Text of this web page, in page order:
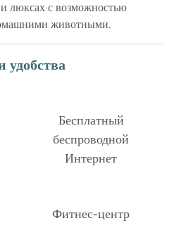
люксах с возможностью
животными.
Бесплатный
беспроводной
Интернет
Фитнес-центр